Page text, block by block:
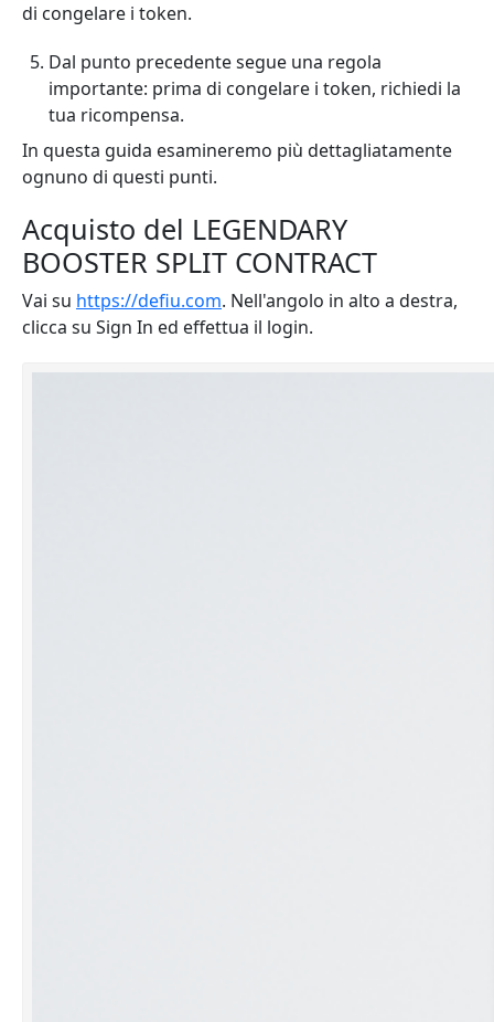
di congelare i token.
Dal punto precedente segue una regola
importante: prima di congelare i token, richiedi la
tua ricompensa.
In questa guida esamineremo più dettagliatamente
ognuno di questi punti.
Acquisto del LEGENDARY
BOOSTER SPLIT CONTRACT
Vai su https://defiu.com. Nell'angolo in alto a destra,
clicca su Sign In ed effettua il login.